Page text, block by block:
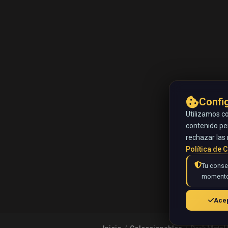
Utilizamos
contenido
rechazar las
Política de
Tu